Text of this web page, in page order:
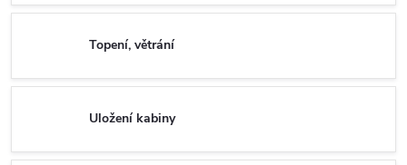
Topení, větrání
Uložení kabiny